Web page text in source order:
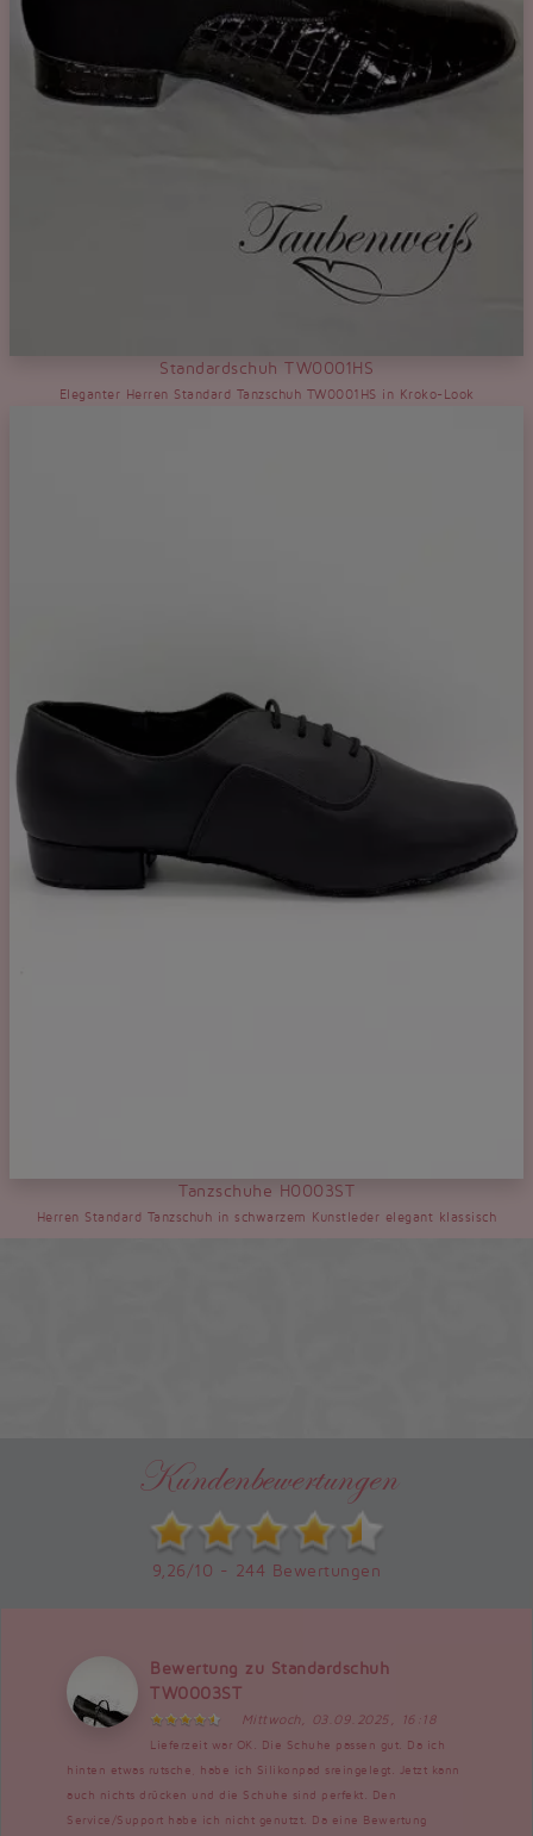
Standardschuh TW0001HS
Eleganter Herren Standard Tanzschuh TW0001HS in Kroko-Look
Tanzschuhe H0003ST
Herren Standard Tanzschuh in schwarzem Kunstleder elegant klassisch
Kundenbewertungen
9,26/10 - 244 Bewertungen
Bewertung zu Standardschuh
TW0003ST
Mittwoch, 03.09.2025, 16:18
Lieferzeit war OK. Die Schuhe passen gut. Da ich
hinten etwas rutsche, habe ich Silikonpad sreingelegt. Jetzt kann
auch nichts drücken und die Schuhe sind perfekt. Den
Service/Support habe ich nicht genutzt. Da eine Bewertung